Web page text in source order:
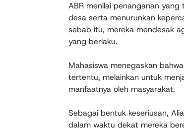
ABR menilai penanganan
desa serta menurunkan
sebab itu, mereka mendesak
yang berlaku.
Mahasiswa menegaskan
tertentu, melainkan untuk
manfaatnya oleh masyarakat.
Sebagai bentuk keseriusan,
dalam waktu dekat mereka